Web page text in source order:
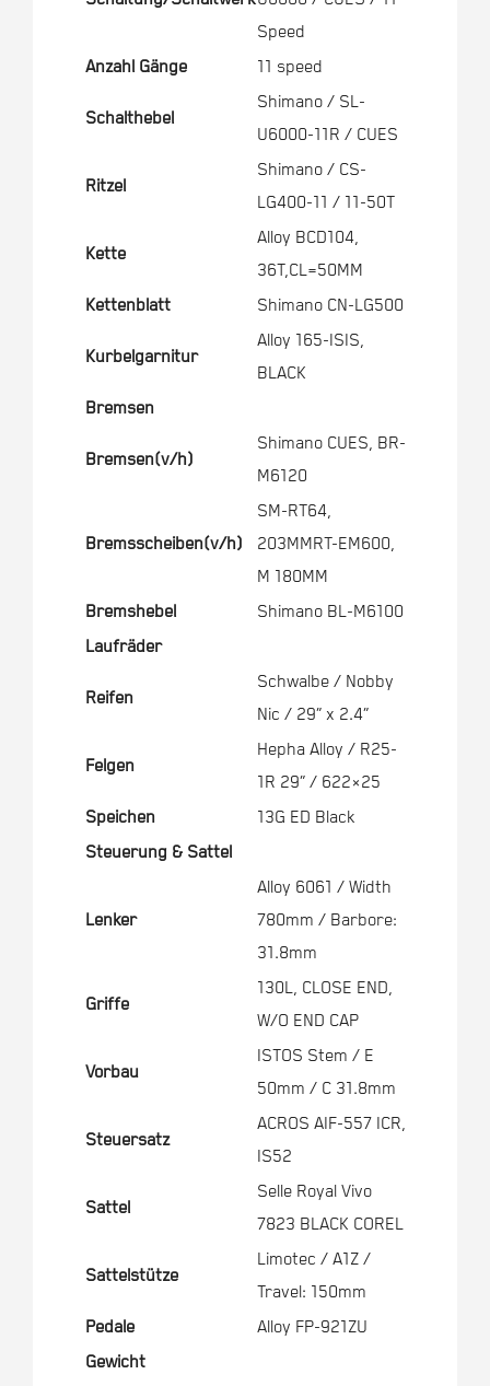
Speed
Anzahl Gänge
11 speed
Schalthebel
Shimano / SL-
U6000-11R / CUES
Ritzel
Shimano / CS-
LG400-11 / 11-50T
Kette
Alloy BCD104,
36T,CL=50MM
Kettenblatt
Shimano CN-LG500
Kurbelgarnitur
Alloy 165-ISIS,
BLACK
Bremsen
Bremsen(v/h)
Shimano CUES, BR-
M6120
Bremsscheiben(v/h)
SM-RT64,
203MMRT-EM600,
M 180MM
Bremshebel
Shimano BL-M6100
Laufräder
Reifen
Schwalbe / Nobby
Nic / 29” x 2.4”
Felgen
Hepha Alloy / R25-
1R 29” / 622×25
Speichen
13G ED Black
Steuerung & Sattel
Lenker
Alloy 6061 / Width
780mm / Barbore:
31.8mm
Griffe
130L, CLOSE END,
W/O END CAP
Vorbau
ISTOS Stem / E
50mm / C 31.8mm
Steuersatz
ACROS AIF-557 ICR,
IS52
Sattel
Selle Royal Vivo
7823 BLACK COREL
Sattelstütze
Limotec / A1Z /
Travel: 150mm
Pedale
Alloy FP-921ZU
Gewicht